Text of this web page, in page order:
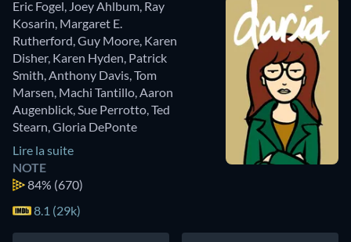
Eric Fogel Joey Ahlbum Ray
Kosarin Margaret E.
Rutherford Guy Moore Karen
Disher, Karen Hyden Patrick
Smith Anthony Davis Tom
Marsen Machi Tantillo Aaron
Augenblick Sue Perrotto Ted
Stearn Gloria DePonte
Lire la suite
NOTE
84% (670)
8.1 (29k)